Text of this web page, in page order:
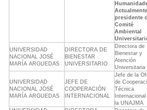
Actualmente
presidente
Comité
Ambiental
UNIVERSIDAD
NACIONAL JOSÉ
MARÍA ARGUEDAS
DIRECTORA DE
BIENESTAR
UNIVERSITARIO
Directora de
Bienestar y
Atención
Universitaria
UNIVERSIDAD
NACIONAL JOSÉ
MARÍA ARGUEDAS
JEFE DE
COOPERACIÓN
INTERNACIONAL
Jefe de la
de
Técnica
Internacional
la UNAJMA